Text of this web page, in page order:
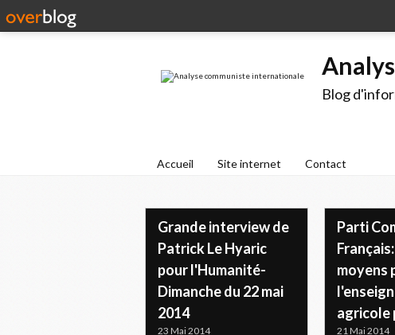
Blog
Accueil Site internet Contact
Grande interview de
Patrick Le Hyaric
pour l'Humanité-
Dimanche du 22 mai
2014
23 Mai 2014
Parti
moyens
agricole
21 Mai 2014